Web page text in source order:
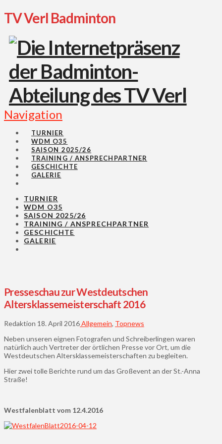
TV Verl Badminton
Navigation
TURNIER
WDM O35
SAISON 2025/26
TRAINING / ANSPRECHPARTNER
GESCHICHTE
GALERIE
TURNIER
WDM O35
SAISON 2025/26
TRAINING / ANSPRECHPARTNER
GESCHICHTE
GALERIE
Presseschau zur Westdeutschen
Altersklassemeisterschaft 2016
Redaktion 18. April 2016Allgemein, Topnews
Neben unseren eignen Fotografen und Schreiberlingen waren
natürlich auch Vertreter der örtlichen Presse vor Ort, um die
Westdeutschen Altersklassemeisterschaften zu begleiten.
Hier zwei tolle Berichte rund um das Großevent an der St.-Anna
Straße!
Westfalenblatt vom 12.4.2016